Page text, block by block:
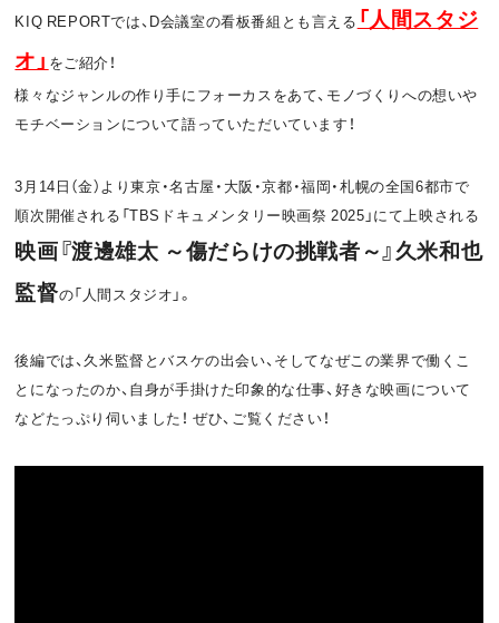
r
o
o
k
s
t
KIQ REPORTでは、D会議室の看板番組とも言える 「人間スタジ
オ 」 をご紹介！
様々なジャンルの作り手にフォーカスをあて、モノづくりへの想いや
モチベーションについて語っていただいています！
3月14日（金）より東京・名古屋・大阪・京都・福岡・札幌の全国6都市で
順次開催される「TBSドキュメンタリー映画祭 2025」にて上映される
映画『渡邊雄太 ～傷だらけの挑戦者～』久米和也
監督の「人間スタジオ」。
後編では、久米監督とバスケの出会い、そしてなぜこの業界で働くこ
とになったのか、自身が手掛けた印象的な仕事、好きな映画について
などたっぷり伺いました！ ぜひ、ご覧ください！